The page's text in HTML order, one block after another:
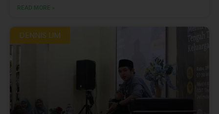
READ MORE »
DENNIS LIM